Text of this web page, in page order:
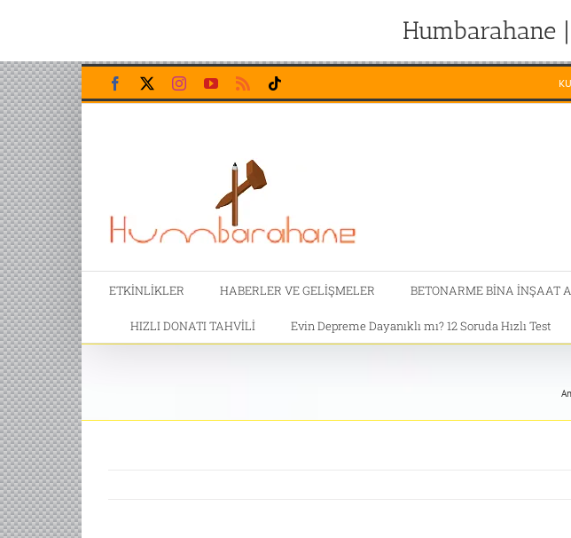
Humbarahane
Skip
to
content
Facebook InstagramYouTubeRss
ETKİNLİKLER HABERLER VE GELİŞMELER BETONARME BİNA İNŞAAT
HIZLI DONATI TAHVİLİ Evin Depreme Dayanıklı mı? 12 Soruda Hızlı Test